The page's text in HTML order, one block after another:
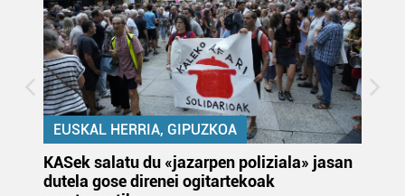
EUSKAL HERRIA, GIPUZKOA
KASek salatu du «jazarpen poliziala» jasan
dutela gose direnei ogitartekoak